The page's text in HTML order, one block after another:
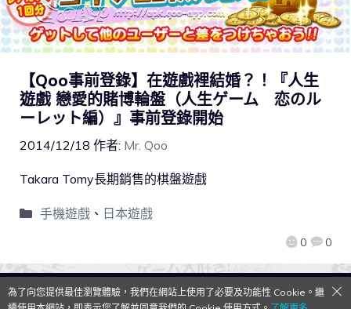
【Qoo事前登錄】在遊戲裡結婚？！『人生
遊戲 戀愛的賭博輪盤（人生ゲーム 恋のル
ーレット編）』事前登錄開始
2014/12/18 作者: Mr. Qoo
0 0
Takara Tomy長期銷售的棋盤遊戲
手機遊戲、 日本遊戲
QooApp Limited © 2026
為了向您提供最佳瀏覽體驗，我們在網站上使用了必要及功能性 Cookie。繼